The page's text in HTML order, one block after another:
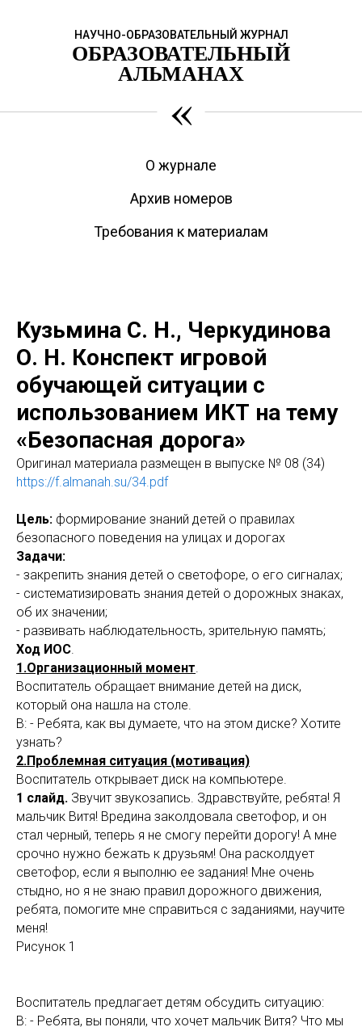
НАУЧНО-ОБРАЗОВАТЕЛЬНЫЙ ЖУРНАЛ
ОБРАЗОВАТЕЛЬНЫЙ
АЛЬМАНАХ
«
О журнале
Архив номеров
Требования к материалам
Кузьмина С. Н., Черкудинова
О. Н. Конспект игровой
обучающей ситуации с
использованием ИКТ на тему
«Безопасная дорога»
Оригинал материала размещен в выпуске № 08 (34)
https://f.almanah.su/34.pdf
Цель: формирование знаний детей о правилах
безопасного поведения на улицах и дорогах
Задачи:
- закрепить знания детей о светофоре, о его сигналах;
- систематизировать знания детей о дорожных знаках,
об их значении;
- развивать наблюдательность, зрительную память;
Ход ИОС.
1.Организационный момент.
Воспитатель обращает внимание детей на диск,
который она нашла на столе.
В: - Ребята, как вы думаете, что на этом диске? Хотите
узнать?
2.Проблемная ситуация (мотивация)
Воспитатель открывает диск на компьютере.
1 слайд. Звучит звукозапись. Здравствуйте, ребята! Я
мальчик Витя! Вредина заколдовала светофор, и он
стал черный, теперь я не смогу перейти дорогу! А мне
срочно нужно бежать к друзьям! Она расколдует
светофор, если я выполню ее задания! Мне очень
стыдно, но я не знаю правил дорожного движения,
ребята, помогите мне справиться с заданиями, научите
меня!
Рисунок 1
Воспитатель предлагает детям обсудить ситуацию:
В: - Ребята, вы поняли, что хочет мальчик Витя? Что мы